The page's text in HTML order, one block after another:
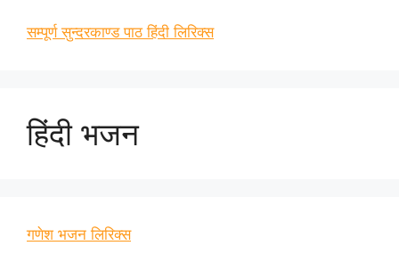
सम्पूर्ण सुन्दरकाण्ड पाठ हिंदी लिरिक्स
हिंदी भजन
गणेश भजन लिरिक्स